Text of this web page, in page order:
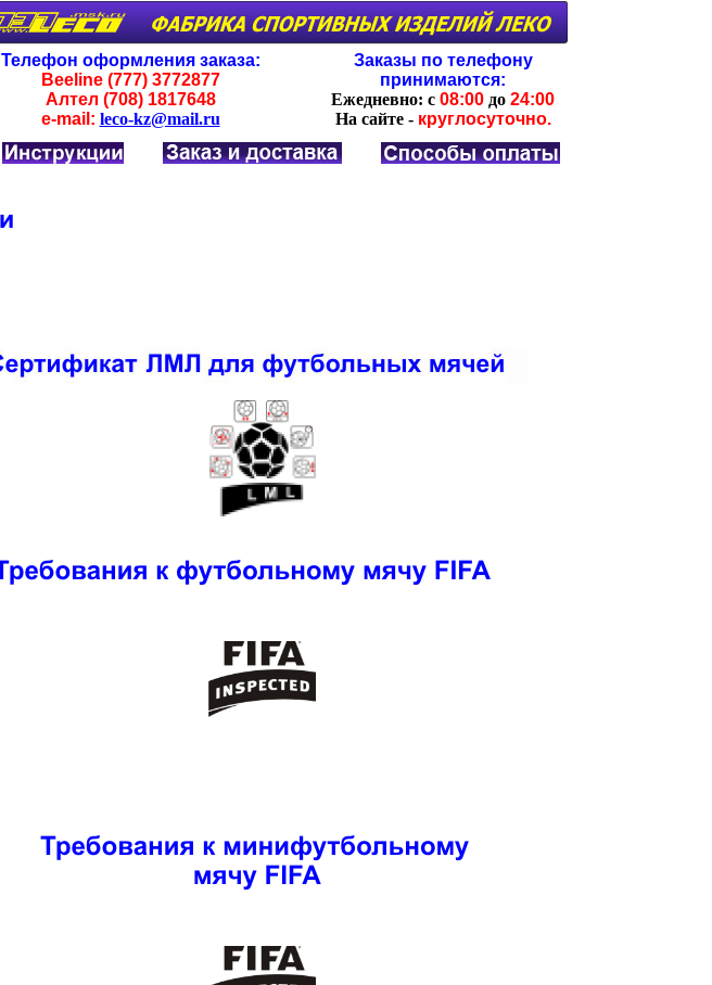
Телефон оформления заказа:
Beeline (777)3772877
Алтел (708)1817648
e-mail: leco-kz@mail.ru
Заказы по телефону
принимаются:
Ежедневно: с 08:00 до 24:00
На сайте - круглосуточно.